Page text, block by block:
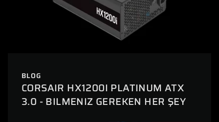
BLOG
CORSAIR HX1200I PLATINUM ATX
3.0 - BILMENIZ GEREKEN HER ŞEY